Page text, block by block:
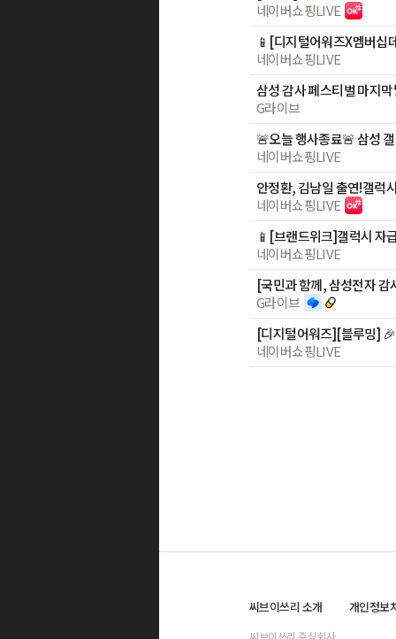
네이버쇼핑LIVE
네이버쇼핑LIVE
G라이브
네이버쇼핑LIVE
네이버쇼핑LIVE
네이버쇼핑LIVE
[국민과 함께, 삼성전자
G라이브
네이버쇼핑LIVE
씨브이쓰리 소개 개인정보
씨브이쓰리 주식회사